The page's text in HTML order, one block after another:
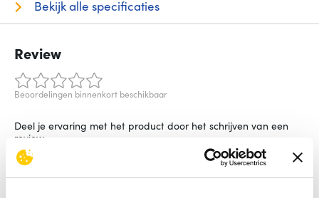
Bekijk alle specificaties
Review
Beoordelingen binnenkort beschikbaar
Deel je ervaring met het product door het schrijven van een
review.
Schrijf een review